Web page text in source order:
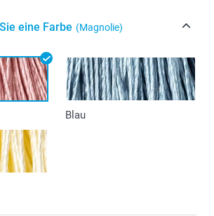
eine Farbe (Magnolie)
Blau